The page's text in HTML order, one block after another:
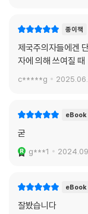
전작을 뛰어넘은 후속
퓰리처상을 수상한 『
했듯, 『헌신자』는 위
을 더해 간다는 면모
계 갱단의 마약 밀매
은 이 소설에서 또 다
와 동시에 자신도 그
인종이 다른 두 갱단
벌이는 가운데, 이중
종이책
제국주의자들에겐
자에 의해 쓰여질 때
c*****g
eBook
굳
g***1
eBook
잘봤습니다